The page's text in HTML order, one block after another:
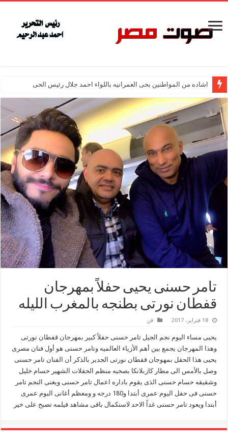
اشاده من المواطنين بحى العمرانيه باللواء احمد جلال رئيس الحى
تامر حسنى يحيى حفلاً بمهرجان
قفطان نورتى بطنجه بالمغرب الليله
18 فبراير، 2017 فن
يحيى مساء اليوم نجم الجيل تامر حسنى حفلاً كبير بمهرجان قفطان نورتى
وهذا المهرجان يجمع بين أهم الأزياء العالميه وتامر حسنى هو أول فنان مصرى
يحيى هذا الحفل بمهوجان قفطان نورتى الجدير بالذكر أن الفنان تامر حسنى
وصل بالأمس الى مطار كازبلانكا بصحبه منظم الحفلات الشهير حسام خليل
وشقيقه حسام حسنى الذى يقوم باداره اعمال تامر حسنى ويغنى النجم تامر
حسنى فى حفل اليوم عمرى أبتدا و180 درجه و ومعظم أغانى البوم عمرى
أبتدا ويعود تامر حسنى غداً الاحد لاستكمال باقى مشاهد فيلمه تصبح على خير